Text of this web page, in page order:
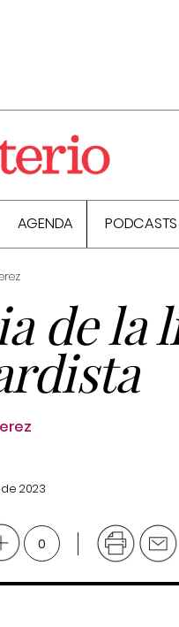
AGENDA PODCASTS
de la
2023
0